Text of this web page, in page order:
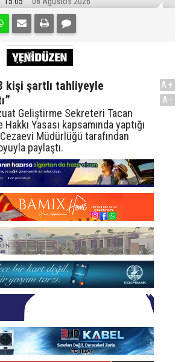
kişi şartlı tahliyeyle
Geliştirme Sekreteri Tacan
Yasası kapsamında yaptığı
Müdürlüğü tarafından
paylaştı.
A+
A-